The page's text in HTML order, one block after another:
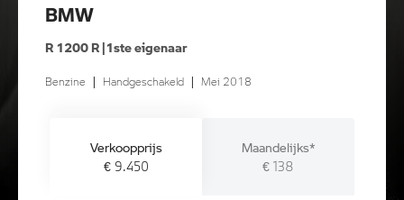
BMW
R 1200 R |1ste eigenaar
Benzine | Handgeschakeld | Mei 2018
Verkoopprijs
€ 9.450
Maandelijks*
€ 138